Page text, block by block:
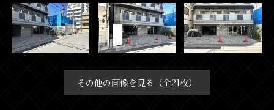
その他の画像を見る（全21枚）